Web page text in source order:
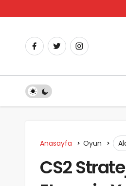
Anasayfa Oyun
CS2